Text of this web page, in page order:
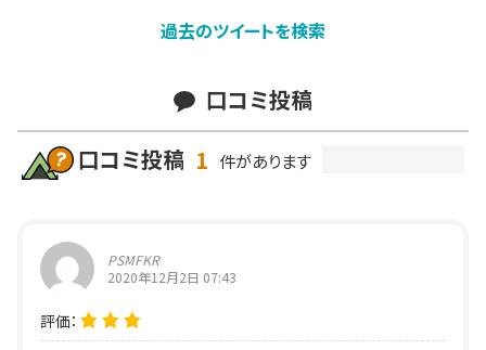
過去のツイートを検索
口コミ投稿
口コミ投稿 1 件があります
PSMFKR
2020年12月2日 07:43